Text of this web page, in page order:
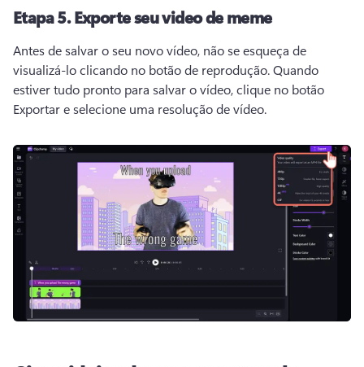
Etapa 5.Exporte seu video de meme
Antes de salvar o seu novo vídeo, não se esqueça de
visualizá-lo clicando no botão de reprodução. Quando
estiver tudo pronto para salvar o vídeo, clique no botão
Exportar e selecione uma resolução de vídeo.